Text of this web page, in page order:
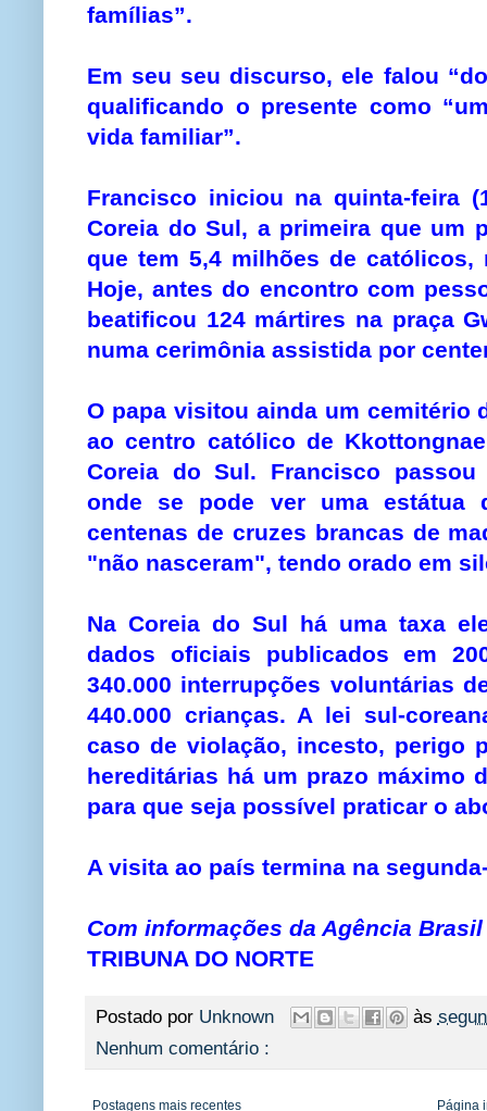
famílias”.
Em seu seu discurso, ele falou
qualificando o presente como
vida familiar”.
Francisco iniciou na quinta-feira
Coreia do Sul, a primeira que um
que tem 5,4 milhões de
Hoje, antes do encontro com
beatificou 124 mártires na praça
numa cerimônia assistida por
O papa visitou ainda um cemitério
ao centro católico de
Coreia do Sul. Francisco
onde se pode ver uma estátua
centenas de cruzes brancas de
"não nasceram", tendo orado em
Na Coreia do Sul há uma taxa
dados oficiais publicados em
340.000 interrupções voluntárias
440.000 crianças. A lei sul-
caso de violação, incesto, perigo
hereditárias há um prazo máximo
para que seja possível praticar o
A visita ao país termina na
Com informações da Agência Brasil
TRIBUNA DO NORTE
Postado por Unknown às
Nenhum comentário :
Postagens mais recentes Página